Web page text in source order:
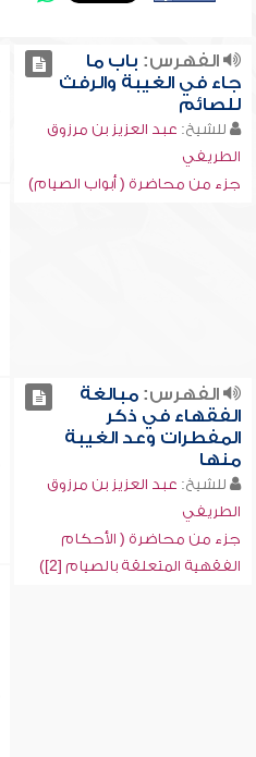
الفهرس: باب ما
جاء في الغيبة والرفث
للصائم
للشيخ: عبد العزيز بن مرزوق
الطريفي
جزء من محاضرة ( أبواب الصيام)
الفهرس:مبالغة
الفقهاء في ذكر
المفطرات وعد الغيبة
منها
للشيخ: عبد العزيز بن مرزوق
الطريفي
جزء من محاضرة ( الأحكام
الفقهية المتعلقة بالصيام [2])